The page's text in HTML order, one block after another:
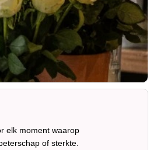
elk moment waarop
of sterkte.